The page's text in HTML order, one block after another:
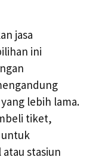
jasa
ini
lebih lama.
tiket,
untuk
stasiun